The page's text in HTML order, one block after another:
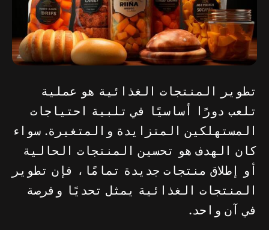
تطوير المنتجات الغذائية هو عملية
تلعب دورًا أساسيًا في تلبية احتياجات
المستهلكين المتزايدة والمتغيرة. سواء
كان الهدف هو تحسين المنتجات الحالية
أو إطلاق منتجات جديدة تمامًا، فإن تطوير
المنتجات الغذائية يمثل تحديًا وفرصة
في آن واحد.